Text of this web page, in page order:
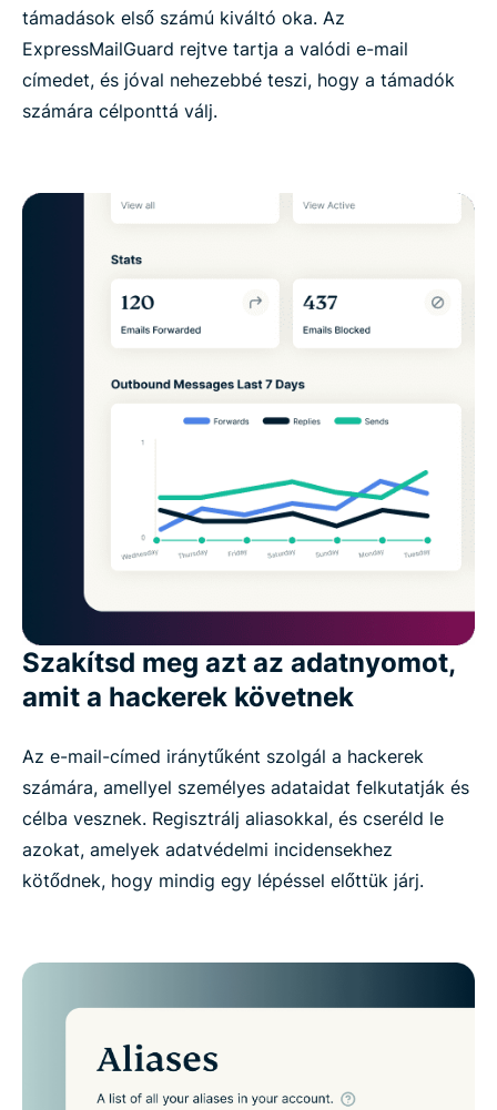
támadások első számú kiváltó oka. Az
ExpressMailGuard rejtve tartja a valódi e-mail
címedet, és jóval nehezebbé teszi, hogy a támadók
számára célponttá válj.
Szakítsd meg azt az adatnyomot,
amit a hackerek követnek
Az e-mail-címed iránytűként szolgál a hackerek
számára, amellyel személyes adataidat felkutatják és
célba vesznek. Regisztrálj aliasokkal, és cseréld le
azokat, amelyek adatvédelmi incidensekhez
kötődnek, hogy mindig egy lépéssel előttük járj.